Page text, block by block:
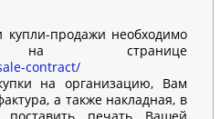
продажи необходимо
на странице
contract/
на организацию, Вам
а также накладная, в
поставить печать Вашей